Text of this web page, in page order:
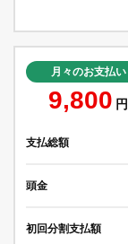
月々のお支払い
9,800 円
支払総額
頭金
初回分割支払額